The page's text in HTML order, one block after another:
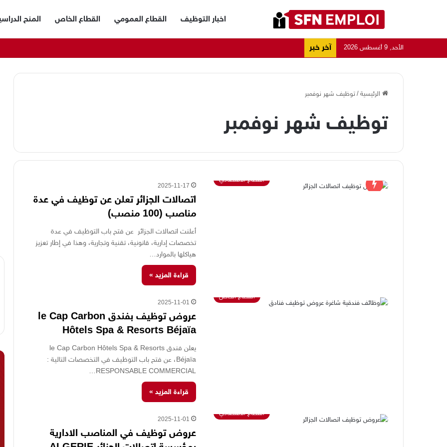
اخبار التوظيف القطاع العمومي القطاع الخاص المنح
الأحد, 9 أغسطس 2026 آخر خبر
الرئيسية/توظيف شهر نوفمبر
توظيف شهر نوفمبر
القطاع الاقتصادي
2025-11-17
اتصالات الجزائر تعلن عن توظيف في عدة
مناصب (100 منصب)
أعلنت اتصالات الجزائر عن فتح باب التوظيف في عدة
تخصصات إدارية، قانونية، تقنية وتجارية، وهذا في إطار تعزيز
هياكلها بالموارد…
قراءة المزيد »
القطاع الخاص
2025-11-01
عروض توظيف بفندق le Cap Carbon
Hôtels Spa & Resorts Béjaïa
يعلن فندق le Cap Carbon Hôtels Spa & Resorts
Béjaïa، عن فتح باب التوظيف في التخصصات التالية :
RESPONSABLE COMMERCIAL…
قراءة المزيد »
القطاع الاقتصادي
2025-11-01
عروض توظيف في المناصب الادارية